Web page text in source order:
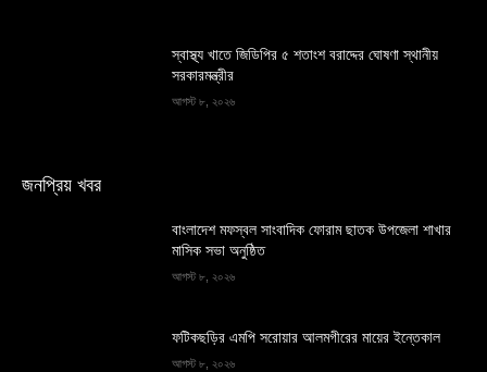
স্বাস্থ্য খাতে জিডিপির ৫ শতাংশ বরাদ্দের ঘোষণা স্থানীয়
সরকারমন্ত্রীর
আগস্ট ৮, ২০২৬
জনপ্রিয় খবর
বাংলাদেশ মফস্বল সাংবাদিক ফোরাম ছাতক উপজেলা শাখার
মাসিক সভা অনুষ্ঠিত
আগস্ট ৮, ২০২৬
ফটিকছড়ির এমপি সরোয়ার আলমগীরের মায়ের ইন্তেকাল
আগস্ট ৮, ২০২৬